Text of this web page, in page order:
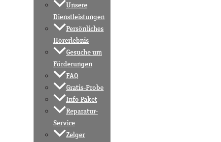
Unsere
Dienstleistungen
Persönliches
Hörerlebnis
Gesuche um
Förderungen
FAQ
Gratis-Probe
Info Paket
Reparatur-
Service
Zelger